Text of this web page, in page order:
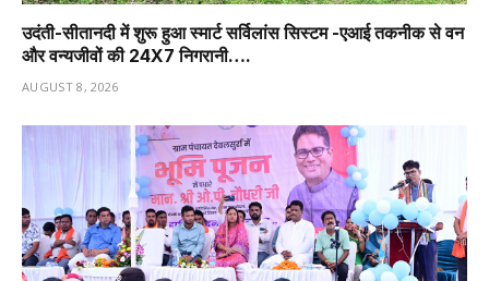
उदंती-सीतानदी में शुरू हुआ स्मार्ट सर्विलांस सिस्टम -एआई तकनीक से वन
और वन्यजीवों की 24X7 निगरानी….
AUGUST 8, 2026